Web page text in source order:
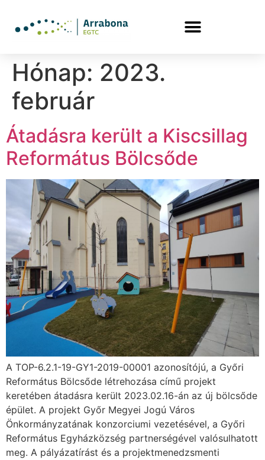
Hónap: 2023.
február
Átadásra került a Kiscsillag
Református Bölcsőde
A TOP-6.2.1-19-GY1-2019-00001 azonosítójú, a Győri
Református Bölcsőde létrehozása című projekt
keretében átadásra került 2023.02.16-án az új bölcsőde
épület. A projekt Győr Megyei Jogú Város
Önkormányzatának konzorciumi vezetésével, a Győri
Református Egyházközség partnerségével valósulhatott
meg. A pályázatírást és a projektmenedzsmenti